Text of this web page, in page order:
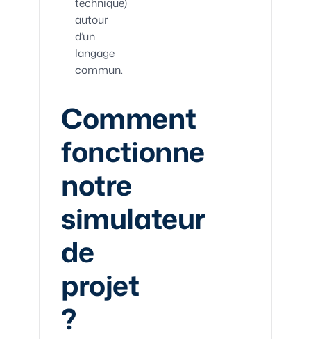
autour
d’un
langage
commun.
Comment
fonctionne
notre
simulateur
de
projet
?